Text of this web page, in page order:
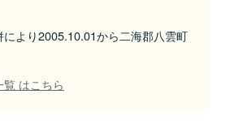
より2005.10.01から二海郡八雲町
はこちら